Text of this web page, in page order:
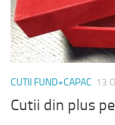
CUTII FUND+CAPAC 13
Cutii din plus